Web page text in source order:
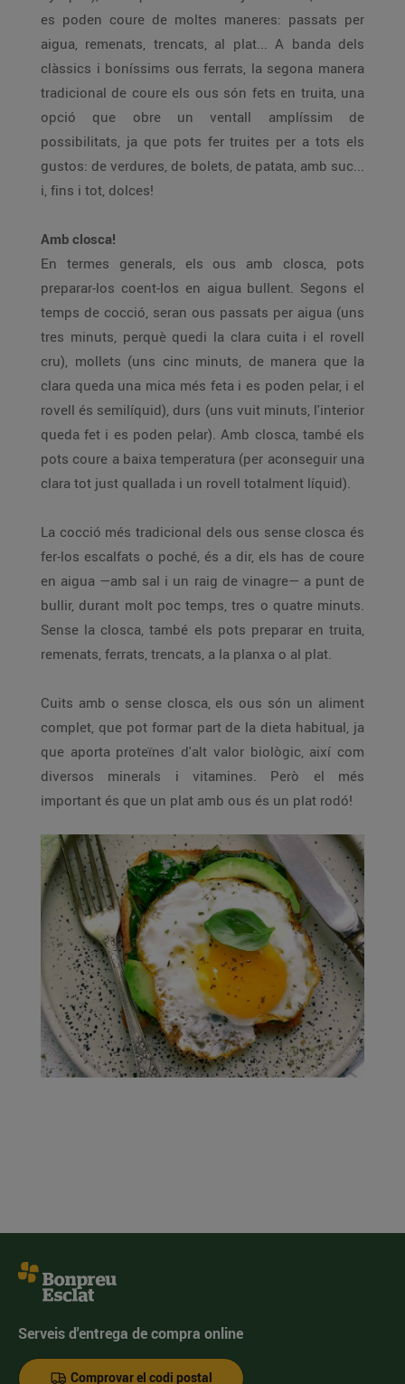
es poden coure de moltes maneres: passats per
aigua, remenats, trencats, al plat... A banda dels
clàssics i boníssims ous ferrats, la segona manera
tradicional de coure els ous són fets en truita, una
opció que obre un ventall amplíssim de
possibilitats, ja que pots fer truites per a tots els
gustos: de verdures, de bolets, de patata, amb suc...
i, fins i tot, dolces!
Amb closca!
En termes generals, els ous amb closca, pots
preparar-los coent-los en aigua bullent. Segons el
temps de cocció, seran ous passats per aigua (uns
tres minuts, perquè quedi la clara cuita i el rovell
cru), mollets (uns cinc minuts, de manera que la
clara queda una mica més feta i es poden pelar, i el
rovell és semilíquid), durs (uns vuit minuts, l'interior
queda fet i es poden pelar). Amb closca, també els
pots coure a baixa temperatura (per aconseguir una
clara tot just quallada i un rovell totalment líquid).
La cocció més tradicional dels ous sense closca és
fer-los escalfats o poché, és a dir, els has de coure
en aigua —amb sal i un raig de vinagre— a punt de
bullir, durant molt poc temps, tres o quatre minuts.
Sense la closca, també els pots preparar en truita,
remenats, ferrats, trencats, a la planxa o al plat.
Cuits amb o sense closca, els ous són un aliment
complet, que pot formar part de la dieta habitual, ja
que aporta proteïnes d'alt valor biològic, així com
diversos minerals i vitamines. Però el més
important és que un plat amb ous és un plat rodó!
Serveis d'entrega de compra online
Comprovar el codi postal